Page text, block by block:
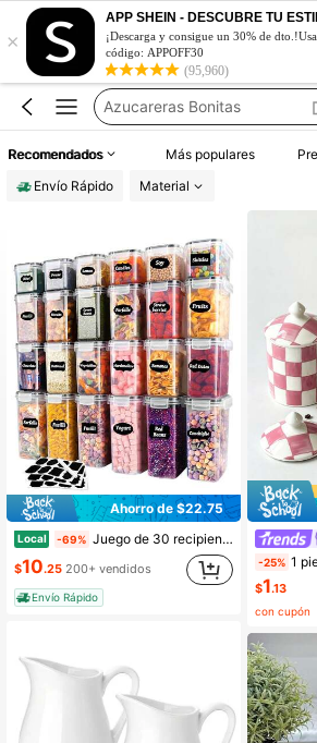
×
APP SHEIN - DESCUBRE TU
¡Descarga y consigue un 30% de
código: APPOFF30
(95,960)
Azucarera Para Café
Cocina
Azucareras Bonitas
Azucarera Para Café
Recomendados Más populares
Envío Rápido
Material
Ahorro de $22.75
Local -69% Juego de 30 recipientes herméticos grandes con tapa para almacenar alimentos, a prueba de fugas y que mantienen los alimentos secos. Ideal para cocina, refrigerador y despensa de autocaravanas, cereales, espaguetis, harina y azúcar. Apto para lavavajillas. Sin pilas.
$10.25 200+ vendidos
Envío Rápido
-25% 1 pieza/2 piezas Tarro de almacenamiento de
$1.13
con cupón